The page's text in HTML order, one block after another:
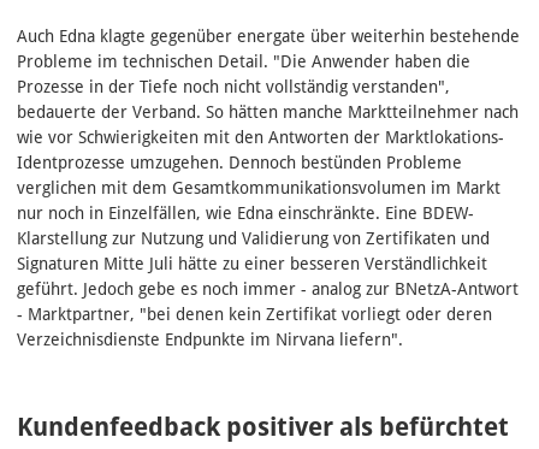
Auch Edna klagte gegenüber energate über weiterhin bestehende
Probleme im technischen Detail. "Die Anwender haben die
Prozesse in der Tiefe noch nicht vollständig verstanden",
bedauerte der Verband. So hätten manche Marktteilnehmer nach
wie vor Schwierigkeiten mit den Antworten der Marktlokations-
Identprozesse umzugehen. Dennoch bestünden Probleme
verglichen mit dem Gesamtkommunikationsvolumen im Markt
nur noch in Einzelfällen, wie Edna einschränkte. Eine BDEW-
Klarstellung zur Nutzung und Validierung von Zertifikaten und
Signaturen Mitte Juli hätte zu einer besseren Verständlichkeit
geführt. Jedoch gebe es noch immer - analog zur BNetzA-Antwort
- Marktpartner, "bei denen kein Zertifikat vorliegt oder deren
Verzeichnisdienste Endpunkte im Nirvana liefern".
Kundenfeedback positiver als befürchtet